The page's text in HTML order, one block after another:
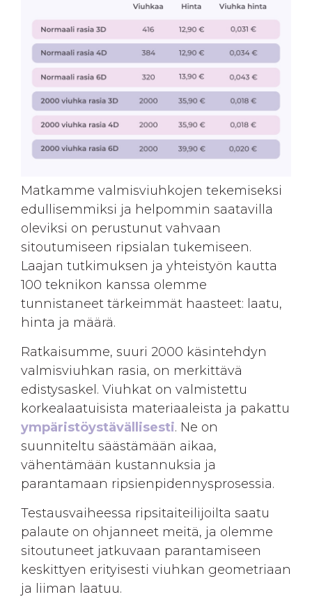
Matkamme valmisviuhkojen tekemiseksi
edullisemmiksi ja helpommin saatavilla
oleviksi on perustunut vahvaan
sitoutumiseen ripsialan tukemiseen.
Laajan tutkimuksen ja yhteistyön kautta
100 teknikon kanssa olemme
tunnistaneet tärkeimmät haasteet: laatu,
hinta ja määrä.
Ratkaisumme, suuri 2000 käsintehdyn
valmisviuhkan rasia, on merkittävä
edistysaskel. Viuhkat on valmistettu
korkealaatuisista materiaaleista ja pakattu
ympäristöystävällisesti. Ne on
suunniteltu säästämään aikaa,
vähentämään kustannuksia ja
parantamaan ripsienpidennysprosessia.
Testausvaiheessa ripsitaiteilijoilta saatu
palaute on ohjanneet meitä, ja olemme
sitoutuneet jatkuvaan parantamiseen
keskittyen erityisesti viuhkan geometriaan
ja liiman laatuu.